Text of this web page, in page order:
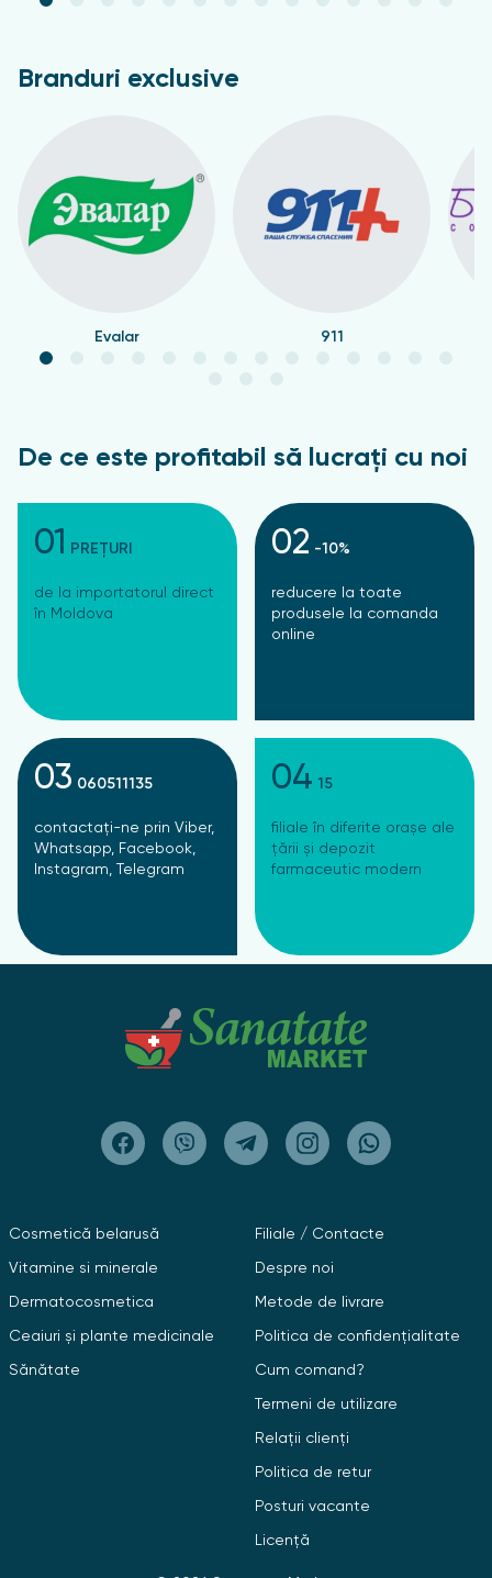
Branduri exclusive
Evalar 911
De ce este profitabil să lucrați cu noi
01 PREȚURI
de la importatorul direct
în Moldova
02 -10%
reducere la toate
produsele la comanda
online
03 060511135
contactați-ne prin Viber,
Whatsapp, Facebook,
Instagram, Telegram
04 15
filiale în diferite orașe ale
țării și depozit
farmaceutic modern
Cosmetică belarusă
Vitamine si minerale
Dermatocosmetica
Ceaiuri și plante medicinale
Sănătate
Filiale / Contacte
Despre noi
Metode de livrare
Politica de confidențialitate
Cum comand?
Termeni de utilizare
Relații clienți
Politica de retur
Posturi vacante
Licență